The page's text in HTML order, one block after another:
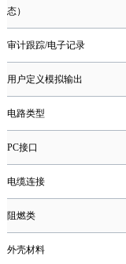
态）
审计跟踪/电子记录
用户定义模拟输出
电路类型
PC接口
电缆连接
阻燃类
外壳材料